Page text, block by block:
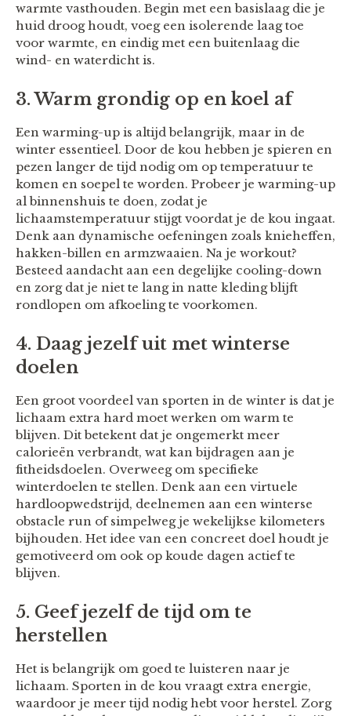
warmte vasthouden. Begin met een basislaag die je
huid droog houdt, voeg een isolerende laag toe
voor warmte, en eindig met een buitenlaag die
wind- en waterdicht is.
3. Warm grondig op en koel af
Een warming-up is altijd belangrijk, maar in de
winter essentieel. Door de kou hebben je spieren en
pezen langer de tijd nodig om op temperatuur te
komen en soepel te worden. Probeer je warming-up
al binnenshuis te doen, zodat je
lichaamstemperatuur stijgt voordat je de kou ingaat.
Denk aan dynamische oefeningen zoals knieheffen,
hakken-billen en armzwaaien. Na je workout?
Besteed aandacht aan een degelijke cooling-down
en zorg dat je niet te lang in natte kleding blijft
rondlopen om afkoeling te voorkomen.
4. Daag jezelf uit met winterse
doelen
Een groot voordeel van sporten in de winter is dat je
lichaam extra hard moet werken om warm te
blijven. Dit betekent dat je ongemerkt meer
calorieën verbrandt, wat kan bijdragen aan je
fitheidsdoelen. Overweeg om specifieke
winterdoelen te stellen. Denk aan een virtuele
hardloopwedstrijd, deelnemen aan een winterse
obstacle run of simpelweg je wekelijkse kilometers
bijhouden. Het idee van een concreet doel houdt je
gemotiveerd om ook op koude dagen actief te
blijven.
5. Geef jezelf de tijd om te
herstellen
Het is belangrijk om goed te luisteren naar je
lichaam. Sporten in de kou vraagt extra energie,
waardoor je meer tijd nodig hebt voor herstel. Zorg